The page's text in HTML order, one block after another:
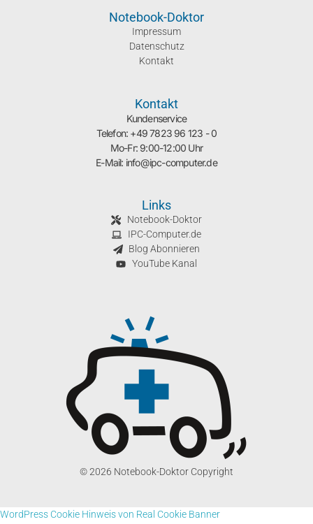
Notebook-Doktor
Impressum
Datenschutz
Kontakt
Kontakt
Kundenservice
Telefon: +49 7823 96 123 - 0
Mo-Fr: 9:00-12:00 Uhr
E-Mail: info@ipc-computer.de
Links
Notebook-Doktor
IPC-Computer.de
Blog Abonnieren
YouTube Kanal
© 2026 Notebook-Doktor Copyright
WordPress Cookie Hinweis von Real Cookie Banner